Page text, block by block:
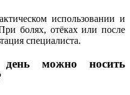
использовании и
болях, отёках или после
специалиста.
можно носить